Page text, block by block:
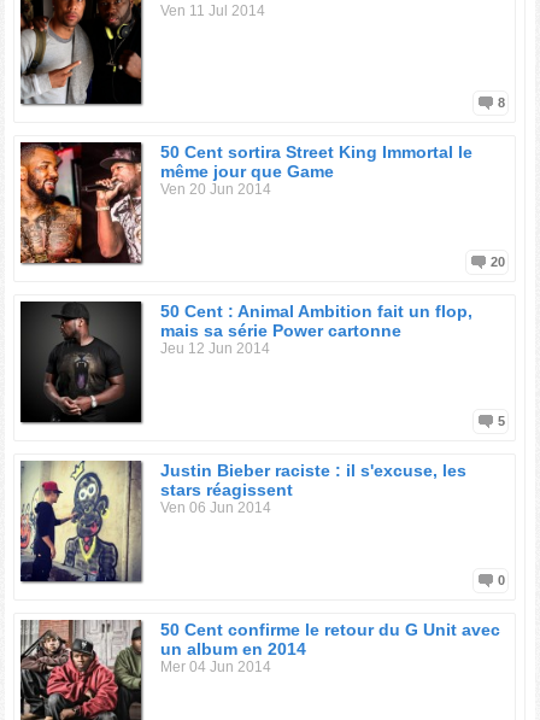
Ven 11 Jul 2014
8
50 Cent sortira Street King Immortal le
même jour que Game
Ven 20 Jun 2014
20
50 Cent : Animal Ambition fait un flop,
mais sa série Power cartonne
Jeu 12 Jun 2014
5
Justin Bieber raciste : il s'excuse, les
stars réagissent
Ven 06 Jun 2014
0
50 Cent confirme le retour du G Unit avec
un album en 2014
Mer 04 Jun 2014